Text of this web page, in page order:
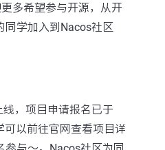
多希望参与开源，从开
同学加入到Nacos社区
，项目申请报名已于
以前往官网查看项目详